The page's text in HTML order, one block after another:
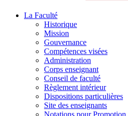
La Faculté
Historique
Mission
Gouvernance
Compétences visées
Administration
Corps enseignant
Conseil de faculté
Règlement intérieur
Dispositions particulières
Site des enseignants
Notations pour Promotion